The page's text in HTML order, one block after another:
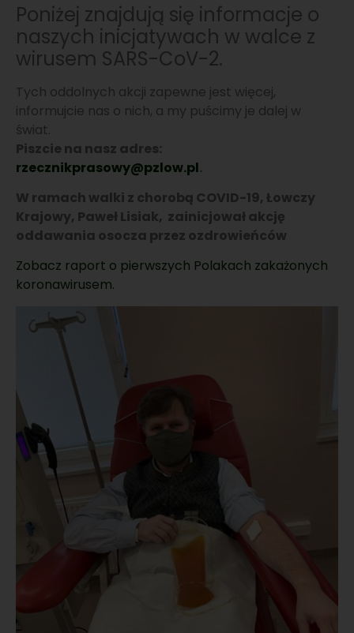
Poniżej znajdują się informacje o
naszych inicjatywach w walce z
wirusem SARS-CoV-2.
Tych oddolnych akcji zapewne jest więcej,
informujcie nas o nich, a my puścimy je dalej w
świat.
Piszcie na nasz adres:
rzecznikprasowy@pzlow.pl.
W ramach walki z chorobą COVID-19, Łowczy
Krajowy, Paweł Lisiak, zainicjował akcję
oddawania osocza przez ozdrowieńców
Zobacz raport o pierwszych Polakach zakażonych
koronawirusem.